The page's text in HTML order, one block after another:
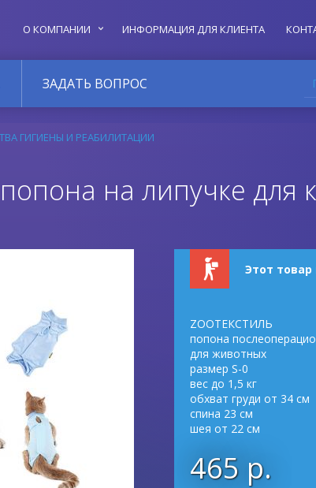
О КОМПАНИИ ИНФОРМАЦИЯ ДЛЯ КЛИЕНТА
ЗАДАТЬ ВОПРОС
ГИГИЕНЫ И РЕАБИЛИТАЦИИ
на липучке для
Этот
ZOOТЕКСТИЛЬ
попона
для животных
размер S-0
вес до 1,5 кг
обхват груди от 34 см
спина 23 см
шея от 22 см
465 р.